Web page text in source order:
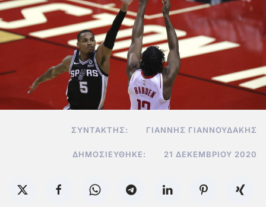
ΣΥΝΤΆΚΤΗΣ: ΓΙΆΝΝΗΣ ΓΙΑΝΝΟΥΔΆΚΗΣ
ΔΗΜΟΣΙΕΎΘΗΚΕ: 21 ΔΕΚΕΜΒΡΊΟΥ 2020